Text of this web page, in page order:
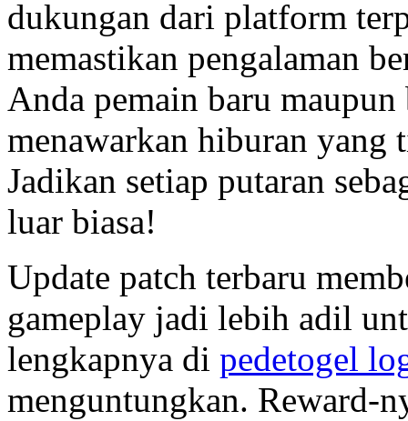
dukungan dari platform
memastikan pengalaman
Anda pemain baru
menawarkan hiburan yang
Jadikan setiap putaran
luar biasa!
Update patch terbaru
gameplay jadi lebih adil
lengkapnya di pedetogel
menguntungkan. Reward-